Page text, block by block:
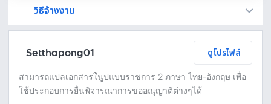
วิธีจ้างงาน
Setthapong01 ดูโปรไฟล์
สามารถแปลเอกสารในูปแบบราชการ 2 ภาษา ไทย-อังกฤษ เพื่อ
ใช้ประกอบการยื่นพิจารณาการขออณุญาติต่างๆได้